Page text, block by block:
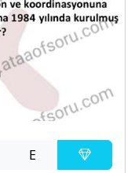
E